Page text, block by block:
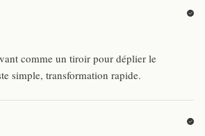
comme un tiroir pour déplier le
simple, transformation rapide.